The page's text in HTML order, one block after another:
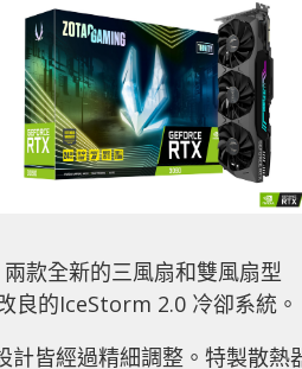
款全新的三風扇和雙風扇型
的IceStorm 2.0 冷卻系統。
皆經過精細調整。特製散熱